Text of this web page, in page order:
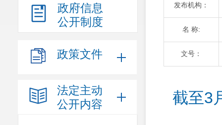
政府信息
公开制度
政策文件
法定主动
公开内容
发布机构：
名 称:
文号：
截至3